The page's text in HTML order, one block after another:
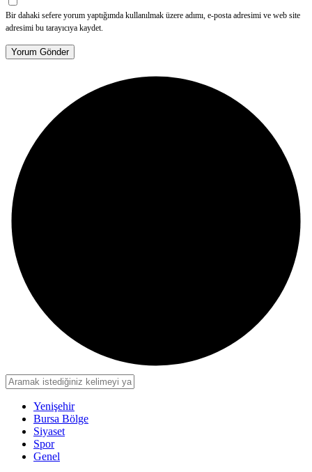
Bir dahaki sefere yorum yaptığımda kullanılmak üzere adımı, e-posta adresimi ve web site
adresimi bu tarayıcıya kaydet.
Yorum Gönder
Yenişehir
Bursa Bölge
Siyaset
Spor
Genel